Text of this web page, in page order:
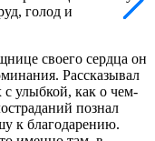
голод и
своего сердца он
Рассказывал
улыбкой, как о чем-
познал
к благодарению.